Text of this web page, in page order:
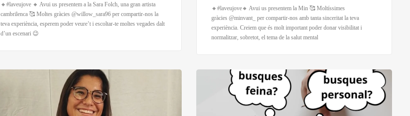
🔸#laveujove 🔸 Avui us presentem a la Sara Folch, una gran artista
cambrilenca 🥰 Moltes gràcies @willow_sara96 per compartir-nos la
teva experiència, esperem poder veure’t i escoltar-te moltes vegades dalt
d’un escenari 😉
🔸#laveujove🔸 Avui us presentem la Min 🥰 Moltíssimes
gràcies @minvant_ per compartir-nos amb tanta sinceritat la teva
experiència. Creiem que és molt important poder donar visibilitat i
normalitzar, sobretot, el tema de la salut mental